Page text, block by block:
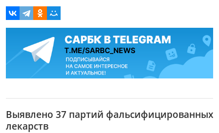
Выявлено 37 партий фальсифицированных
лекарств